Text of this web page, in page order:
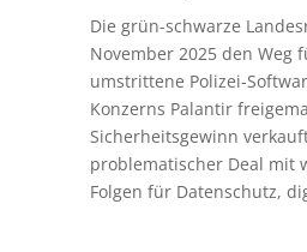
Die grün-schwarze
November 2025 den Weg
umstrittene Polizei-
Konzerns Palantir
Sicherheitsgewinn
problematischer Deal mit
Folgen für Datenschutz,